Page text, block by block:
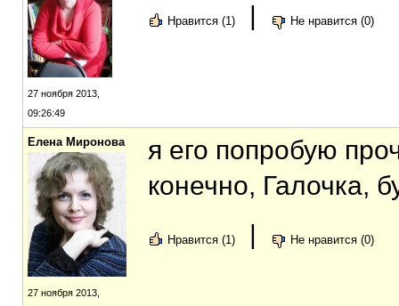
27 ноября 2013,
09:26:49
Нравится (1) | Не нравится (0)
Елена Миронова
27 ноября 2013,
я его попробую
конечно, Галочка,
Нравится (1) | Не нравится (0)